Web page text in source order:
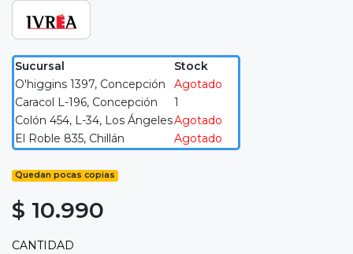
Sucursal
Stock
O'higgins 1397, Concepción
Agotado
Caracol L-196, Concepción
1
Colón 454, L-34, Los ÁngelesAgotado
El Roble 835, Chillán
Agotado
Quedan pocas copias
$ 10.990
CANTIDAD